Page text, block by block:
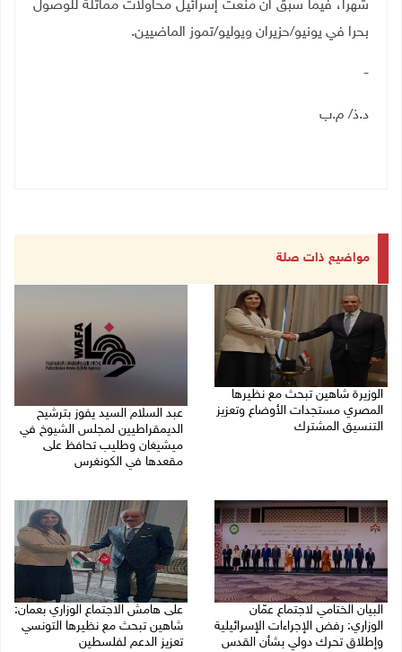
شهرا، فيما سبق أن منعت إسرائيل محاولات مماثلة للوصول
بحرا في يونيو/حزيران ويوليو/تموز الماضيين.
-
د.ذ/ م.ب
مواضيع ذات صلة
الوزيرة شاهين تبحث مع نظيرها
المصري مستجدات الأوضاع وتعزيز
التنسيق المشترك
عبد السلام السيد يفوز بترشيح
الديمقراطيين لمجلس الشيوخ في
ميشيغان وطليب تحافظ على
مقعدها في الكونغرس
البيان الختامي لاجتماع عمّان
الوزاري: رفض الإجراءات الإسرائيلية
وإطلاق تحرك دولي بشأن القدس
على هامش الاجتماع الوزاري بعمان:
شاهين تبحث مع نظيرها التونسي
تعزيز الدعم لفلسطين